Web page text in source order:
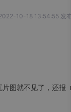
10-18 13:54:55 发
瓦片图就不见了